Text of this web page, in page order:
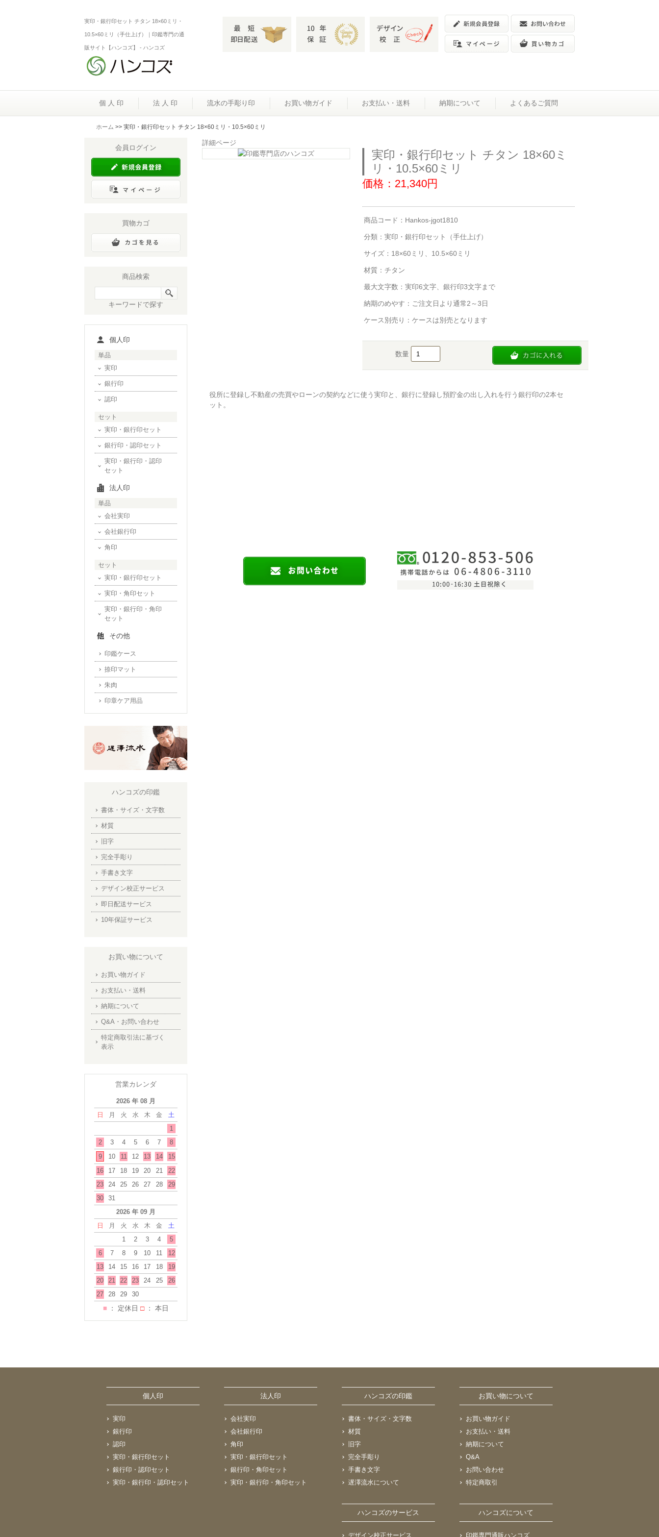
実印・銀行印セット チタン 18×60ミリ・
10.5×60ミリ（手仕上げ）｜印鑑専門の通
販サイト【ハンコズ】 - ハンコズ
個 人 印 法 人 印 流水の手彫り印 お買い物ガイド お支払い・送料 納期について よくあるご質問
ホーム >> 実印・銀行印セット チタン 18×60ミリ・10.5×60ミリ
詳細ページ
実印・銀行印セット チタン 18×60ミ
リ・10.5×60ミリ
価格：21,340円
商品コード：Hankos-jgot1810
分類： 実印・銀行印セット（手仕上げ）
サイズ：18×60ミリ、10.5×60ミリ
材質：チタン
最大文字数：実印6文字、銀行印3文字まで
納期のめやす：ご注文日より通常2～3日
ケース別売り：ケースは別売となります
数量
役所に登録し不動産の売買やローンの契約などに使う実印と、銀行に登録し預貯金の出し入れを行う銀行印の2本セ
ット。
会員ログイン
買物カゴ
商品検索
キーワードで探す
個人印
単品
実印
銀行印
認印
セット
実印・銀行印セット
銀行印・認印セット
実印・銀行印・認印
セット
法人印
単品
会社実印
会社銀行印
角印
セット
実印・銀行印セット
実印・角印セット
実印・銀行印・角印
セット
その他
印鑑ケース
捺印マット
朱肉
印章ケア用品
ハンコズの印鑑
書体・サイズ・文字数
材質
旧字
完全手彫り
手書き文字
デザイン校正サービス
即日配送サービス
10年保証サービス
お買い物について
お買い物ガイド
お支払い・送料
納期について
Q&A・お問い合わせ
特定商取引法に基づく
表示
営業カレンダ
2026 年 08 月
日
月 火 水 木 金
土
1
2
3 4 5 6 7
8
9
10 11 12 13 14
15
16
17 18 19 20 21
22
23
24 25 26 27 28
29
30
31
2026 年 09 月
日
月 火 水 木 金
土
1
2 3 4
5
6
7 8 9 10 11
12
13
14 15 16 17 18
19
20
21 22 23 24 25
26
27
28 29 30
■ ： 定休日 □： 本日
個人印
実印
銀行印
認印
実印・銀行印セット
銀行印・認印セット
実印・銀行印・認印セット
法人印
会社実印
会社銀行印
角印
実印・銀行印セット
銀行印・角印セット
実印・銀行印・角印セット
ハンコズの印鑑
書体・サイズ・文字数
材質
旧字
完全手彫り
手書き文字
遅澤流水について
お買い物について
お買い物ガイド
お支払い・送料
納期について
Q&A
お問い合わせ
特定商取引
ハンコズのサービス
デザイン校正サービス
ハンコズについて
印鑑専門通販ハンコズ